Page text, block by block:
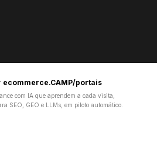
ecommerce.CAMP/portais
com IA que aprendem a cada visita,
SEO, GEO e LLMs, em piloto automático.